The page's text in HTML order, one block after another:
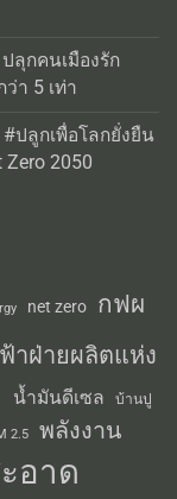
ปลุกคนเมืองรัก
า 5 เท่า
ปลูกเพื่อโลกยั่งยืน
Zero 2050
net zero กฟผ
าฝ่ายผลิตแห่ง
น้ำมันดีเซล บ้านปู
2.5 พลังงาน
อาด